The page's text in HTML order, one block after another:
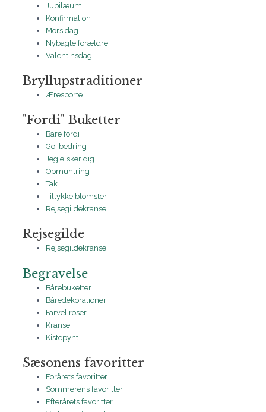
Jubilæum
Konfirmation
Mors dag
Nybagte forældre
Valentinsdag
Bryllupstraditioner
Æresporte
"Fordi" Buketter
Bare fordi
Go' bedring
Jeg elsker dig
Opmuntring
Tak
Tillykke blomster
Rejsegildekranse
Rejsegilde
Rejsegildekranse
Begravelse
Bårebuketter
Båredekorationer
Farvel roser
Kranse
Kistepynt
Sæsonens favoritter
Forårets favoritter
Sommerens favoritter
Efterårets favoritter